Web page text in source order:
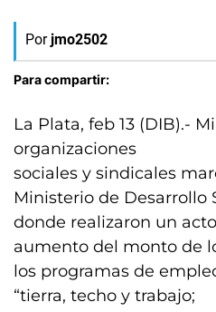
Por jmo2502
Para compartir:
La Plata, feb 13 (DIB).-
organizaciones
sociales y sindicales
Ministerio de Desarrollo
donde realizaron un
aumento del monto de
los programas de
“tierra, techo y trabajo;